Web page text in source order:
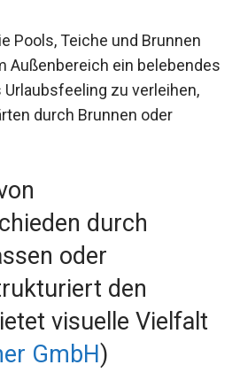
Pools, Teiche und Brunnen
Außenbereich ein belebendes
zu verleihen,
durch Brunnen oder
durch
oder
den
visuelle Vielfalt
GmbH)